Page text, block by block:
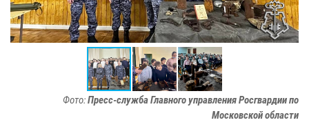
Фото:Пресс-служба Главного управления Росгвардии по
Московской области